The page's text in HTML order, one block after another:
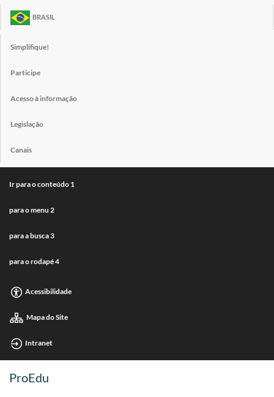
BRASIL
Simplifique!
Participe
Acesso à informação
Legislação
Canais
Ir para o conteúdo 1
para o menu 2
para a busca3
para o rodapé4
Acessibilidade
Mapa do Site
Intranet
ProEdu